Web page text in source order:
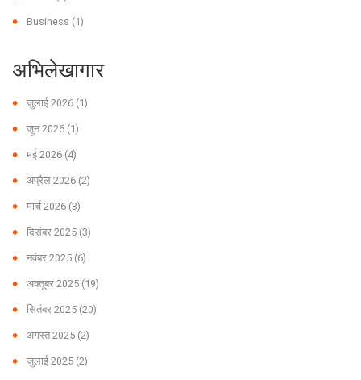
Business (1)
अभिलेखागार
जुलाई 2026 (1)
जून 2026 (1)
मई 2026 (4)
अप्रैल 2026 (2)
मार्च 2026 (3)
दिसंबर 2025 (3)
नवंबर 2025 (6)
अक्तूबर 2025 (19)
सितंबर 2025 (20)
अगस्त 2025 (2)
जुलाई 2025 (2)